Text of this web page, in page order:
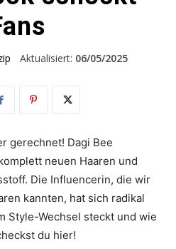
Aktualisiert: 06/05/2025
gerechnet! Dagi Bee
neuen Haaren und
Die Influencerin, die wir
kannten, hat sich radikal
Style-Wechsel steckt und wie
du hier!